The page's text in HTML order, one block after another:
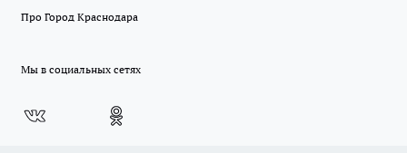
Про Город Краснодара
Мы в социальных сетях